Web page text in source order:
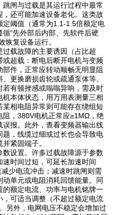
闸与过载是其运行过程中最常
还可能加速设备老化。这类故
阈值（通常为1.1-1.5倍额定电
“先外部后内部、先软件后硬
恢复设备运行。
载故障的主要诱因（占比超
超载：断电后断开电机与变频
件，正常应转动顺畅无明显阻
更换磨损齿轮或疏通泵体等。
有顿挫感或嗡嗡异响，需及时
本体状态，用万用表测量三相
相电阻异常则可能存在绕组短
阻，380V电机正常应≥1MΩ，绝
报。此外，查看变频器输出线
，线缆过细或过长也会导致电
紧固端子。
设置。许多过载故障源于参数
时间过短，可延长加速时间
少电流冲击；减速时跳闸则需
单元或电阻消耗回馈能量。同
额定电流、功率与电机铭牌一
可适当调整（不超过额定电流
另外，电网电压不稳定会增加过